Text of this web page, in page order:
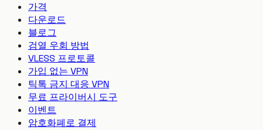
가격
다운로드
블로그
검열 우회 방법
VLESS 프로토콜
가입 없는 VPN
틱톡 금지 대응 VPN
무료 프라이버시 도구
이벤트
암호화폐로 결제